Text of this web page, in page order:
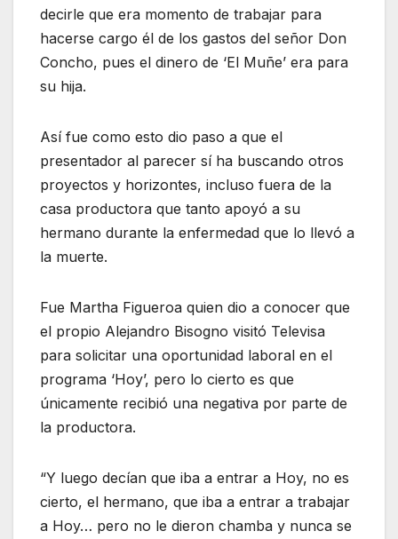
decirle que era momento de trabajar para
hacerse cargo él de los gastos del señor Don
Concho, pues el dinero de ‘El Muñe’ era para
su hija.
Así fue como esto dio paso a que el
presentador al parecer sí ha buscando otros
proyectos y horizontes, incluso fuera de la
casa productora que tanto apoyó a su
hermano durante la enfermedad que lo llevó a
la muerte.
Fue Martha Figueroa quien dio a conocer que
el propio Alejandro Bisogno visitó Televisa
para solicitar una oportunidad laboral en el
programa ‘Hoy’, pero lo cierto es que
únicamente recibió una negativa por parte de
la productora.
“Y luego decían que iba a entrar a Hoy, no es
cierto, el hermano, que iba a entrar a trabajar
a Hoy… pero no le dieron chamba y nunca se